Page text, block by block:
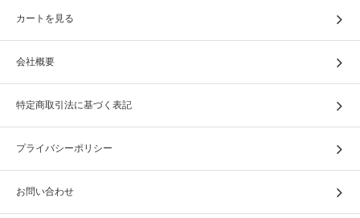
カートを見る
会社概要
特定商取引法に基づく表記
プライバシーポリシー
お問い合わせ